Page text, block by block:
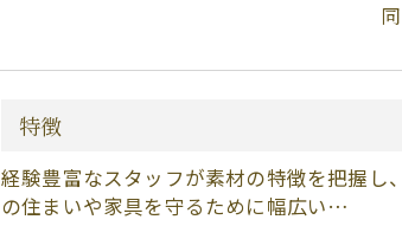
特徴
経験豊富なスタッフが素材の特徴を把握し
の住まいや家具を守るために幅広い…